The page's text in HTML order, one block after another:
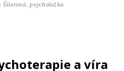
Šilerová,psycholožka
a víra